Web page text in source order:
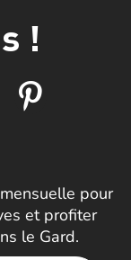
!
pour
et profiter
le Gard.